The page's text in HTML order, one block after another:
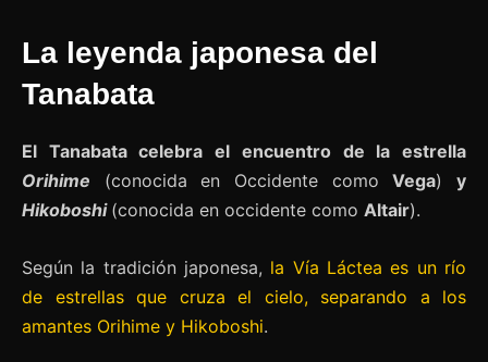
La leyenda japonesa del
Tanabata
El Tanabatacelebra el encuentro de la estrella
Orihime (conocida en Occidente comoVega)y
Hikoboshi (conocida en occidente como Altair).
Según la tradición japonesa, la Vía Láctea es un río
de estrellas que cruza el cielo, separando a los
amantes Orihime y Hikoboshi.